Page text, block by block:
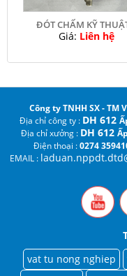
ĐÓT CHẤM KỸ
Giá: Liên hệ
Công ty TNHH SX - TM
Địa chỉ công ty : DH 612
Địa chỉ xưởng : DH 612
Điện thoại :0274
EMAIL :
vat tu nong nghiep